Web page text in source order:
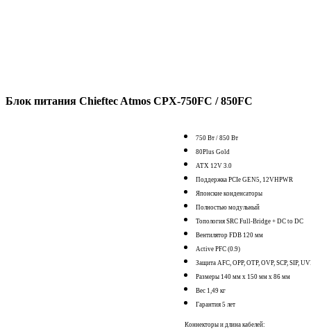
Блок питания Chieftec Atmos CPX-750FC / 850FC
750 Вт / 850 Вт
80Plus Gold
ATX 12V 3.0
Поддержка PCIe GEN5, 12VHPWR
Японские конденсаторы
Полностью модульный
Топология SRC Full-Bridge + DC to DC
Вентилятор FDB 120 мм
Active PFC (0.9)
Защита AFC, OPP, OTP, OVP, SCP, SIP,
Размеры 140 мм x 150 мм x 86 мм
Вес 1,49 кг
Гарантия 5 лет
Коннекторы и длина кабелей: